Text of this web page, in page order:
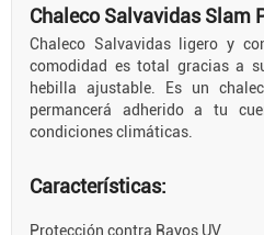
Chaleco Salvavidas Slam
Chaleco Salvavidas ligero y
comodidad es total gracias a
hebilla ajustable. Es un
permancerá adherido a tu
condiciones climáticas.
Características:
Protección contra Rayos UV